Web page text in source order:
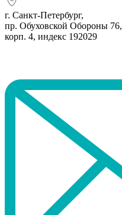
г. Санкт-Петербург,
пр. Обуховской Обороны 76,
корп. 4, индекс 192029